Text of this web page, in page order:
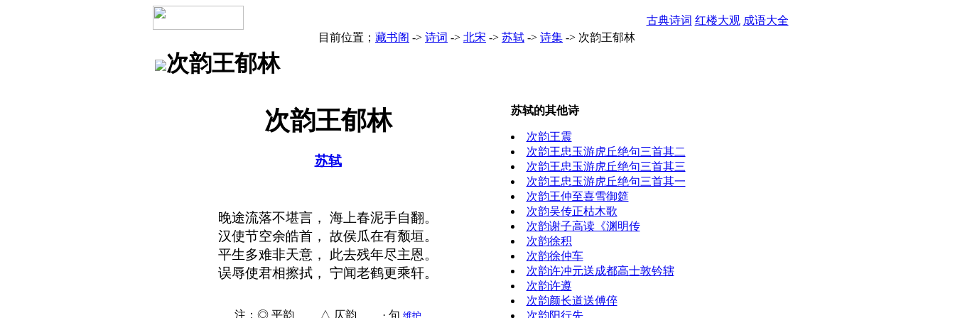
古典诗词 红楼大观 成语大全
目前位置； 藏书阁 -> 诗词 -> 北宋 -> 苏轼 -> 诗集 -> 次韵王郁林
次韵王郁林
次韵王郁林
苏轼
晚途流落不堪言， 海上春泥手自翻。
汉使节空余皓首， 故侯瓜在有颓垣。
平生多难非天意， 此去残年尽主恩。
误辱使君相擦拭， 宁闻老鹤更乘轩。
注：◎ 平韵 △ 仄韵 · 句 维护
苏轼的其他诗
次韵王震
次韵王忠玉游虎丘绝句三首其二
次韵王忠玉游虎丘绝句三首其三
次韵王忠玉游虎丘绝句三首其一
次韵王仲至喜雪御筵
次韵吴传正枯木歌
次韵谢子高读《渊明传
次韵徐积
次韵徐仲车
次韵许冲元送成都高士敦钤辖
次韵许遵
次韵颜长道送傅倅
次韵阳行先